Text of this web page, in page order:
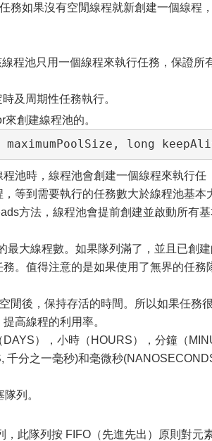
務如果沒有空閒線程就新創建一個線程，
程池只用一個線程來執行任務，保證所
及周期性任務執行。
創建線程池的。
long
池時，線程池會創建一個線程來執行任
等到需要執行的任務數大於線程池基本
方法，線程池會提前創建並啟動所有基
最大線程數。如果隊列滿了，並且已創建
。值得注意的是如果使用了無界的任務
閒後，保持存活的時間。所以如果任務很
高線程的利用率。
），小時（HOURS），分鐘（
分之一毫秒)和毫微秒
列。
此隊列按 FIFO（先進先出）原則對元